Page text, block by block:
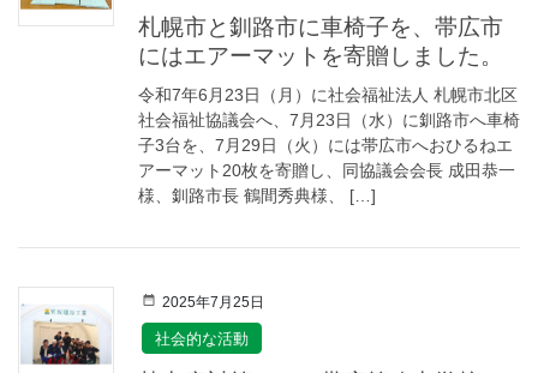
札幌市と釧路市に車椅子を、帯広市
にはエアーマットを寄贈しました。
令和7年6月23日（月）に社会福祉法人 札幌市北区
社会福祉協議会へ、7月23日（水）に釧路市へ車椅
子3台を、7月29日（火）には帯広市へおひるねエ
アーマット20枚を寄贈し、同協議会会長 成田恭一
様、釧路市長 鶴間秀典様、 […]
2025年7月25日
社会的な活動